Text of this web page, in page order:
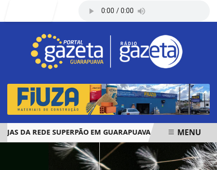
REDE SUPERPÃO EM GUARAPUAVA E PALMAS ÓBITOS
EM ALTA
MENU